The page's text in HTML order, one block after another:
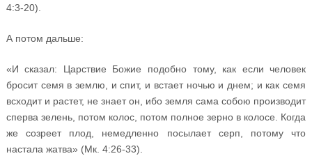
4:3-20).
А потом дальше:
«И сказал: Царствие Божие подобно тому, как если человек
бросит семя в землю, и спит, и встает ночью и днем; и как семя
всходит и растет, не знает он, ибо земля сама собою производит
сперва зелень, потом колос, потом полное зерно в колосе. Когда
же созреет плод, немедленно посылает серп, потому что
настала жатва» (Мк. 4:26-33).